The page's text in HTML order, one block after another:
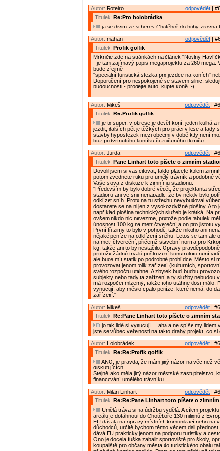
odpovědět |
Autor: Roteiro
Titulek: Re:Pro holobrádka
ja se divim ze si beres Chotěboř do huby zrovna
odpovědět |
Autor: mahan
Titulek: Profik golfik
Mrkněte zde na stránkách na článek "Noviny
- je tam zajímavý popis megaprojektu za 260 mega.
bude zřejmě
"speciální turistická stezka pro jezdce na koních"
Doporučení pro nespokojené se stavem silnic:
budoucnosti - prodejte auto, kupte koně :-)
odpovědět |
Autor: Mikeš
Titulek: Re:Profik golfik
je to super, v okrese je devět koní, jeden kulhá a
jezdit, dalších pět je těžkých pro práci v lese a tady
stavby hypostezek mezi obcemi v době kdy není
bez podvrtnutého kontíku či zničeného tlumiče
odpovědět |
Autor: Jurda
Titulek: Pane Linhart toto píšete o zimním
Dovolil jsem si vás citovat, takto pláčete kolem
potom zvednete ruku pro umělý trávník a podobné
Vaše slova z diskuze k zimnímu stadionu:
"Především by bylo dobré vědět, že projektanta
stadionu ani ve snu nenapadlo, že by někdy bylo
odklízet sníh. Proto na tu střechu nevybudoval
dostanete se na ni jen z vysokozdvižné plošiny. A to
například plošina technických služeb je krátká. Na
ovšem nikdo nic nevezme, protože podle tabulek
únosnost 100 kg na metr čtvereční a on pro jistotu
První tři zimy to bylo v pohodě, takže nikoho ani
nějaké peníze na odklízení sněhu. Letos se tam ale
na metr čtvereční, přičemž stavební norma pro
kg, takže ani to by nestačilo. Opravy
protože žádné trvalé poškození konstrukce není
ale bude mít statik po podrobné prohlídce. Město si
provozovat jenom tolik zařízení (kulturních,
svého rozpočtu utáhne. A zbytek buď budou
subjekty nebo tady ta zařízení a ty služby nebudou
má rozpočet mizerný, takže toho utáhne dost málo.
vynucují, aby město cpalo peníze, které nemá, do
zařízení."
odpovědět |
Autor: Mikeš
Titulek: Re:Pane Linhart toto píšete o zimním
jo tak lidé si vynucují.... aha a ne spíše my lidem
jste se vůbec veřejnosti na takto drahý projekt, co si
odpovědět |
Autor: Holobrádek
Titulek: Re:Re:Profik golfik
ANO, je pravda, že mám jiný názor na věc než
diskutujících.
Stejně jako měla jiný názor městské zastupitelstvo,
financování umělého trávníku.
odpovědět |
Autor: Milan Linhart
Titulek: Re:Re:Pane Linhart toto píšete o
Umělá tráva si na údržbu vydělá. A cílem
areálu je dotáhnout do Chotěboře 130 milionů z
EU dávala na opravy místních komunikací nebo na
důchodců, určitě bychom těmto věcem dali
dává EU prakticky jenom na podporu turistiky a
Ono je docela fuška zabalit sportoviště pro školy,
koupaliště pro občany města do turistického obalu